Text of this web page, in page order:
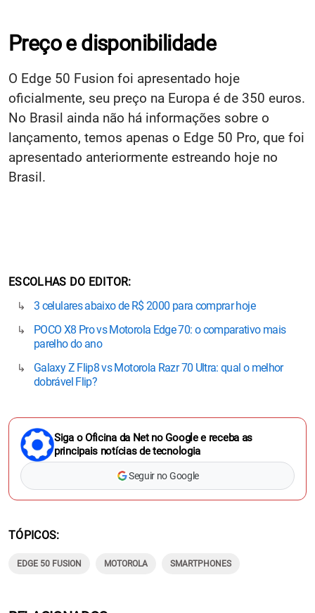
Preço e disponibilidade
O Edge 50 Fusion foi apresentado hoje
oficialmente, seu preço na Europa é de 350 euros.
No Brasil ainda não há informações sobre o
lançamento, temos apenas o Edge 50 Pro, que foi
apresentado anteriormente estreando hoje no
Brasil.
ESCOLHAS DO EDITOR
3 celulares abaixo de R$ 2000 para comprar hoje
POCO X8 Pro vs Motorola Edge 70: o comparativo mais
parelho do ano
Galaxy Z Flip8 vs Motorola Razr 70 Ultra: qual o melhor
dobrável Flip?
Siga o Oficina da Net no Google e receba as
principais notícias de tecnologia
Seguir no Google
TÓPICOS
EDGE 50 FUSION MOTOROLA SMARTPHONES